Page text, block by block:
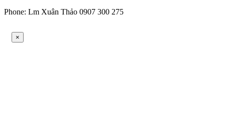
Phone: Lm Xuân Thảo 0907 300 275
×